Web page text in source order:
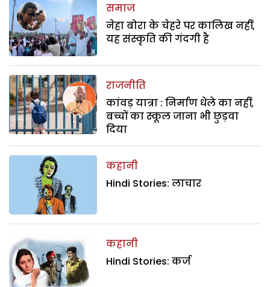
समाज
नेहा बोरा के चेहरे पर कालिख नहीं,
यह संस्कृति की गंदगी है
राजनीति
कांवड़ यात्रा : निर्माण धेले का नहीं,
बच्चों का स्कूल जाना भी छुड़वा
दिया
कहानी
Hindi Stories: लाचार
कहानी
Hindi Stories: कर्ज